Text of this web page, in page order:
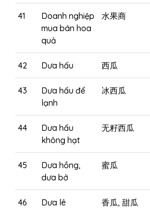
41
Doanh nghiệp
mua bán hoa
quả
水果商
42 Dưa hấu 西瓜
43
Dưa hấu để
lạnh
冰西瓜
44
Dưa hấu
không hạt
无籽西瓜
45
Dưa hồng,
dưa bở
蜜瓜
46 Dưa lê 香瓜, 甜瓜